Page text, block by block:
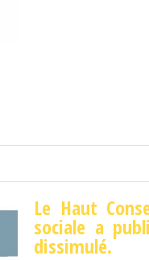
Le Haut
sociale a
dissimulé.